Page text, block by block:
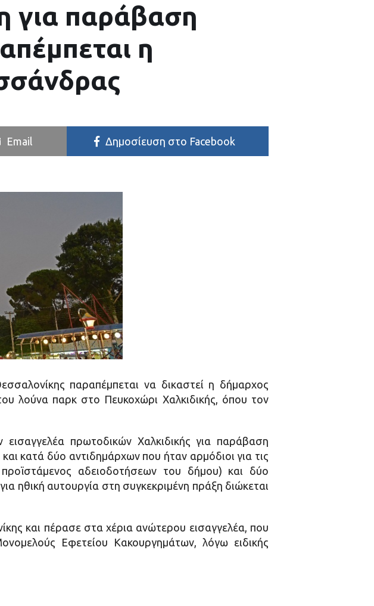
για παράβαση
η
Email Δημοσίευση στο Facebook
παραπέμπεται να δικαστεί η δήμαρχος
λούνα παρκ στο Πευκοχώρι Χαλκιδικής, όπου τον
πρωτοδικών Χαλκιδικής για παράβαση
κατά δύο αντιδημάρχων που ήταν αρμόδιοι για τις
αδειοδοτήσεων του δήμου) και δύο
ηθική αυτουργία στη συγκεκριμένη πράξη διώκεται
και πέρασε στα χέρια ανώτερου εισαγγελέα, που
Εφετείου Κακουργημάτων, λόγω ειδικής